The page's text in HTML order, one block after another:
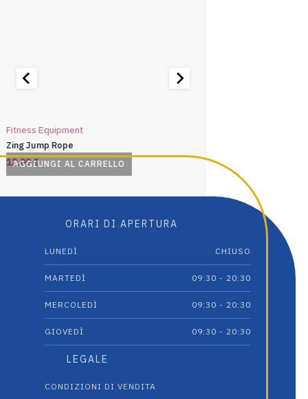
AGGIUNGI AL CARRELLO
Fitness Equipment
Zing Jump Rope
12,00€ AGGIUNGI AL
16,00
ORARI DI APERTURA
LUNEDÌ CHIUSO
MARTEDÌ 09:30 - 20:30
MERCOLEDÌ 09:30 - 20:30
GIOVEDÌ 09:30 - 20:30
LEGALE
CONDIZIONI DI VENDITA